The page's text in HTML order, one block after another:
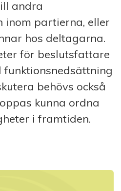
andra
inom partierna, eller
hos deltagarna.
för beslutsfattare
funktionsnedsättning
behövs också
kunna ordna
i framtiden.